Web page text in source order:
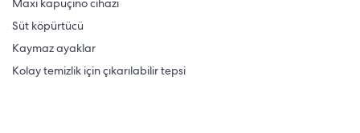
Maxi kapuçino cihazı
Süt köpürtücü
Kaymaz ayaklar
Kolay temizlik için çıkarılabilir tepsi